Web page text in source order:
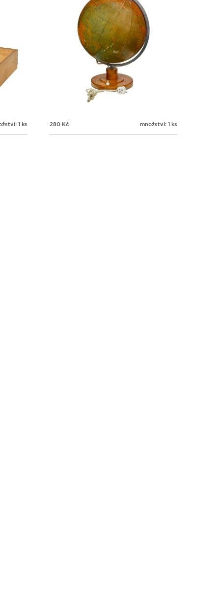
1 ks 280 Kč množství: 1 ks